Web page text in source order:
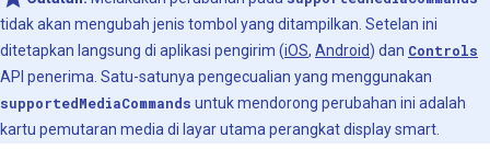
tidak akan mengubah jenis tombol yang ditampilkan. Setelan ini
ditetapkan langsung di aplikasi pengirim (iOS, Android) dan Controls
API penerima. Satu-satunya pengecualian yang menggunakan
supportedMediaCommands untuk mendorong perubahan ini adalah
kartu pemutaran media di layar utama perangkat display smart.